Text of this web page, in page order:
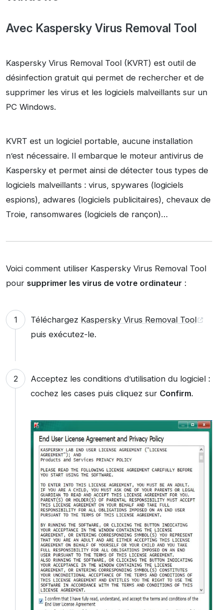
Avec Kaspersky Virus Removal Tool
Kaspersky Virus Removal Tool (KVRT) est outil de
désinfection gratuit qui permet de rechercher et de
supprimer les virus et les logiciels malveillants sur un
PC Windows.
KVRT est un logiciel portable, aucune installation
n’est nécessaire. Il embarque le moteur antivirus de
Kaspersky et permet ainsi de détecter tous types de
logiciels malveillants : virus, spywares (logiciels
espions), adwares (logiciels publicitaires), chevaux de
Troie, ransomwares (logiciels de rançon)…
Voici comment utiliser Kaspersky Virus Removal Tool
pour supprimer les virus de votre ordinateur :
Téléchargez Kaspersky Virus Removal Tool
puis exécutez-le.
Acceptez les conditions d’utilisation du logiciel :
cochez les cases puis cliquez sur Confirm.